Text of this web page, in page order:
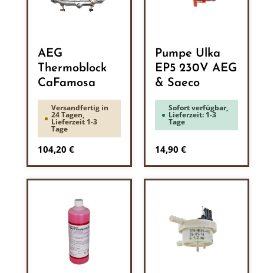
AEG
Thermoblock
CaFamosa
Versandfertig in
24 Tagen,
Lieferzeit 1-3
Tage
Regulärer Preis:
104,20 €
Pumpe Ulka
EP5 230V AEG
& Saeco
Sofort verfügbar,
Lieferzeit: 1-3
Tage
Regulärer Preis:
14,90 €